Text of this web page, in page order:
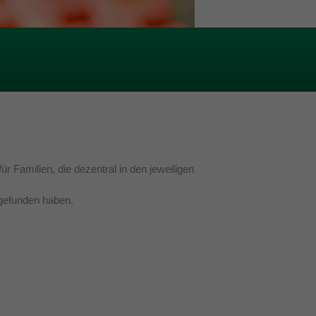
Familien, die dezentral in den jeweiligen
haben.